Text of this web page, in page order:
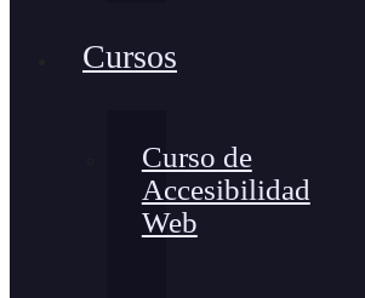
Cursos
Curso de
Accesibilidad
Web